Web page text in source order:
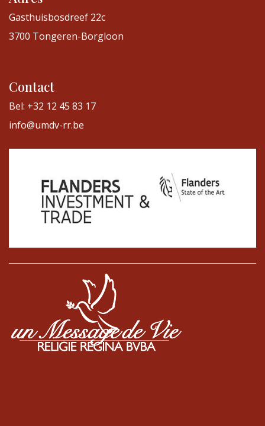
Gasthuisbosdreef 22c
3700 Tongeren-Borgloon
Contact
Bel: +32 12 45 83 17
info@umdv-rr.be